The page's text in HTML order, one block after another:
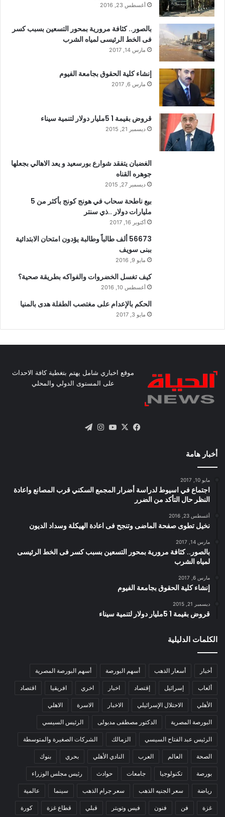
أغسطس 23, 2016
بالصور.. كثافة مرورية بمحور التسعين بسبب كسر
فى الخط الرئيسى لمياه الشرب
مارس 14, 2017
إنشاء كلية الحقوق بجامعة الفيوم
مارس 6, 2017
قروض بقيمة 1 5مليار دولار لتنمية سيناء
ديسمبر 21, 2015
الغضبان يتفقد شوارع بورسعيد و يعد الاهالي بجعلها
جوهره القناه
ديسمبر 27, 2015
بيع ناطحة سحاب في هونج كونج بأكثر من 5
مليارات دولار ..ذي سنتر
أكتوبر 16, 2017
56673 ألف طالباً وطالبة يؤدون امتحان الابتدائية
ببنى سويف
مايو 9, 2016
كيف تغسل الخضروات والفواكه بطريقة صحية؟
أغسطس 10, 2016
الحكم بالإعدام على مغتصب الطفلة هدى بالمنيا
مايو 3, 2017
موقع اخباري شامل يهتم بتغطية كافة الاحداث
على المستوى الدولي والمحلي
فيسبوك
X يوتيوبانستقرام
أخبار هامة
مايو 10, 2017
اجتماع في اسيوط لدراسة أضرار المجمع السكني قرب المصانع واعادة
النظر حال التأكد من الضرر
أغسطس 23, 2016
نخيل تطوى صفحة الماضى وتنجح فى اعادة الهيكلة وسداد الديون
مارس 14, 2017
بالصور.. كثافة مرورية بمحور التسعين بسبب كسر فى الخط الرئيسى
لمياه الشرب
مارس 6, 2017
إنشاء كلية الحقوق بجامعة الفيوم
ديسمبر 21, 2015
قروض بقيمة 1 5مليار دولار لتنمية سيناء
الكلمات الدليلية
أخبار أسعار الذهب أسهم البورصة أسهم البورصة المصرية
ألعاب إسرائيل إقتصاد اخبار اخري افريقيا اقتصاد
الأهلي الاحتلال الإسرائيلي الاخبار الاسرة الاهلي
البورصة المصرية الدكتور مصطفى مدبولى الرئيس السيسي
الرئيس عبد الفتاح السيسي الزمالك الشركات الصغيرة والمتوسطة
الصحة العالم العرب النادي الأهلي بحري بنوك
بورصة تكنولوجيا جامعات حوادث رئيس مجلس الوزراء
رياضة سعر الجنيه الذهب سعر جرام الذهب سينما عالمية
غزة فن فنون فيس وتويتر قبلي قطاع غزة كورة